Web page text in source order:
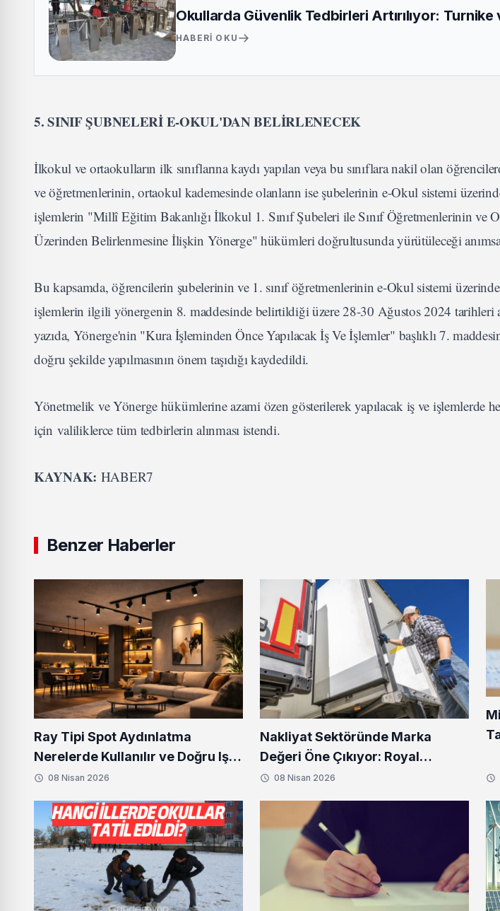
Okullarda Güvenlik Tedbirleri Artırılıyor:
HABERI OKU
5. SINIF ŞUBNELERİ E-OKUL'DAN BELİRLENECEK
İlkokul ve ortaokulların ilk sınıflarına kaydı yapılan veya bu sınıflara nakil olan
ve öğretmenlerinin, ortaokul kademesinde olanların ise şubelerinin e-Okul sistemi
işlemlerin "Millî Eğitim Bakanlığı İlkokul 1. Sınıf Şubeleri ile Sınıf Öğretmenlerinin ve
Üzerinden Belirlenmesine İlişkin Yönerge" hükümleri doğrultusunda yürütüleceği
Bu kapsamda, öğrencilerin şubelerinin ve 1. sınıf öğretmenlerinin e-Okul sistemi
işlemlerin ilgili yönergenin 8. maddesinde belirtildiği üzere 28-30 Ağustos 2024 tarihleri
yazıda, Yönerge'nin "Kura İşleminden Önce Yapılacak İş Ve İşlemler" başlıklı 7.
doğru şekilde yapılmasının önem taşıdığı kaydedildi.
Yönetmelik ve Yönerge hükümlerine azami özen gösterilerek yapılacak iş ve işlemlerde
için valiliklerce tüm tedbirlerin alınması istendi.
KAYNAK: HABER7
Benzer Haberler
Ray Tipi Spot Aydınlatma
Nerelerde Kullanılır ve Doğru Işık
Açısı Nasıl Seçilir
08 Nisan 2026
Nakliyat Sektöründe Marka
Değeri Öne Çıkıyor: Royal
Nakliyat’ın Kurumsal Yaklaşımı
08 Nisan 2026